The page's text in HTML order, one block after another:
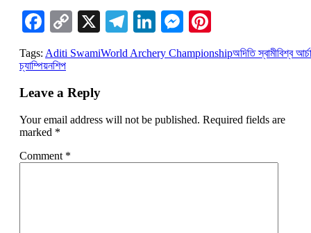
Facebook
Copy
Link
X Telegram
LinkedIn
Messenger
Tags: Aditi SwamiWorld Archery Championshipঅদিতি স্বামীবিশ্ব
চ্যাম্পিয়নশিপ
Leave a Reply
Your email address will not be published. Required fields are
marked *
Comment *